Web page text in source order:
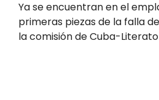
Ya se encuentran en el
primeras piezas de la falla
la comisión de Cuba-